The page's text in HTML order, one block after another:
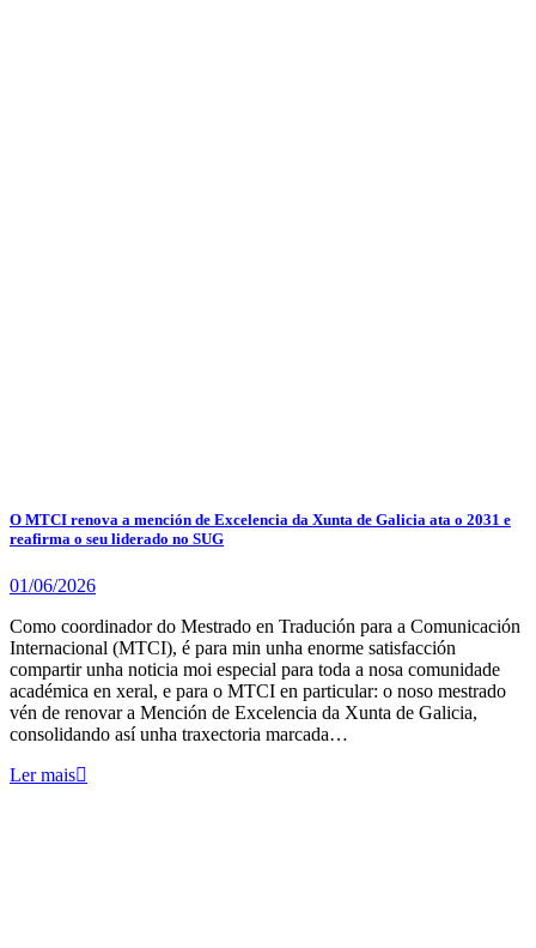
O MTCI renova a mención de Excelencia da Xunta de Galicia ata o 2031 e
reafirma o seu liderado no SUG
01/06/2026
Como coordinador do Mestrado en Tradución para a Comunicación
Internacional (MTCI), é para min unha enorme satisfacción
compartir unha noticia moi especial para toda a nosa comunidade
académica en xeral, e para o MTCI en particular: o noso mestrado
vén de renovar a Mención de Excelencia da Xunta de Galicia,
consolidando así unha traxectoria marcada…
Ler mais